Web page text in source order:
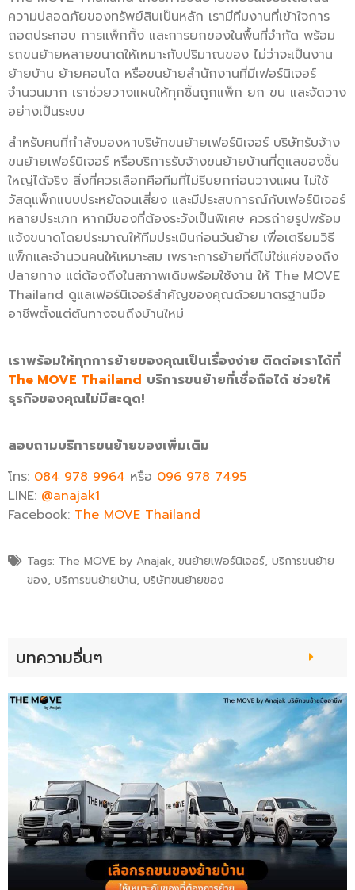
ความปลอดภัยของทรัพย์สินเป็นหลัก เรามีทีมงานที่เข้าใจการ
ถอดประกอบ การแพ็กกิ้ง และการยกของในพื้นที่จำกัด พร้อม
รถขนย้ายหลายขนาดให้เหมาะกับปริมาณของ ไม่ว่าจะเป็นงาน
ย้ายบ้าน ย้ายคอนโด หรือขนย้ายสำนักงานที่มีเฟอร์นิเจอร์
จำนวนมาก เราช่วยวางแผนให้ทุกชิ้นถูกแพ็ก ยก ขน และจัดวาง
อย่างเป็นระบบ
สำหรับคนที่กำลังมองหาบริษัทขนย้ายเฟอร์นิเจอร์ บริษัทรับจ้าง
ขนย้ายเฟอร์นิเจอร์ หรือบริการรับจ้างขนย้ายบ้านที่ดูแลของชิ้น
ใหญ่ได้จริง สิ่งที่ควรเลือกคือทีมที่ไม่รีบยกก่อนวางแผน ไม่ใช้
วัสดุแพ็กแบบประหยัดจนเสี่ยง และมีประสบการณ์กับเฟอร์นิเจอร์
หลายประเภท หากมีของที่ต้องระวังเป็นพิเศษ ควรถ่ายรูปพร้อม
แจ้งขนาดโดยประมาณให้ทีมประเมินก่อนวันย้าย เพื่อเตรียมวิธี
แพ็กและจำนวนคนให้เหมาะสม เพราะการย้ายที่ดีไม่ใช่แค่ของถึง
ปลายทาง แต่ต้องถึงในสภาพเดิมพร้อมใช้งาน ให้ The MOVE
Thailand ดูแลเฟอร์นิเจอร์สำคัญของคุณด้วยมาตรฐานมือ
อาชีพตั้งแต่ต้นทางจนถึงบ้านใหม่
เราพร้อมให้ทุกการย้ายของคุณเป็นเรื่องง่าย ติดต่อเราได้ที่
The MOVE Thailand บริการขนย้ายที่เชื่อถือได้ ช่วยให้
ธุรกิจของคุณไม่มีสะดุด!
สอบถามบริการขนย้ายของเพิ่มเติม
โทร: 084 978 9964 หรือ 096 978 7495
LINE: @anajak1
Facebook: The MOVE Thailand
Tags: The MOVE by Anajak, ขนย้ายเฟอร์นิเจอร์, บริการขนย้าย
ของ, บริการขนย้ายบ้าน, บริษัทขนย้ายของ
บทความอื่นๆ